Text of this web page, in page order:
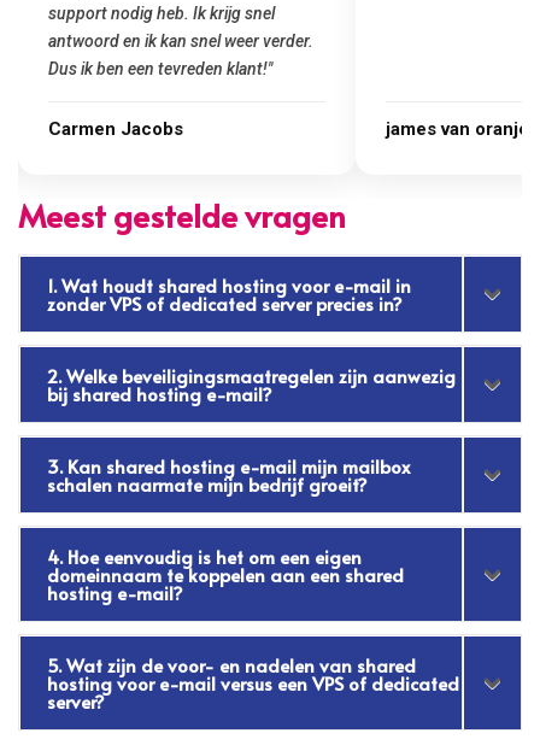
james van oranje Marcel Thijs
Meest gestelde vragen
1. Wat houdt shared hosting voor e-mail in
zonder VPS of dedicated server precies in?
2. Welke beveiligingsmaatregelen zijn aanwezig
bij shared hosting e-mail?
3. Kan shared hosting e-mail mijn mailbox
schalen naarmate mijn bedrijf groeit?
4. Hoe eenvoudig is het om een eigen
domeinnaam te koppelen aan een shared
hosting e-mail?
5. Wat zijn de voor- en nadelen van shared
hosting voor e-mail versus een VPS of dedicated
server?